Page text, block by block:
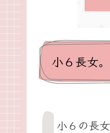
小６長女
小６の長